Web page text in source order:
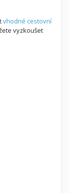
vhodné cestovní
vyzkoušet